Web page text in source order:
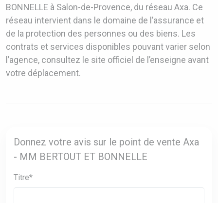
BONNELLE à Salon-de-Provence, du réseau Axa. Ce
réseau intervient dans le domaine de l’assurance et
de la protection des personnes ou des biens. Les
contrats et services disponibles pouvant varier selon
l’agence, consultez le site officiel de l’enseigne avant
votre déplacement.
Donnez votre avis sur le point de vente Axa
- MM BERTOUT ET BONNELLE
Titre*